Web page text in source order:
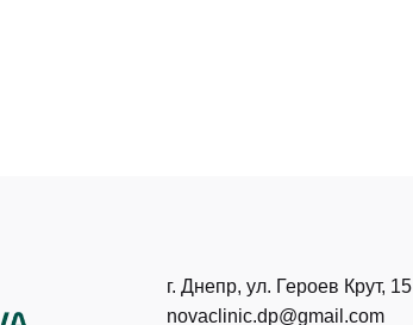
г. Днепр, ул. Героев Крут, 15
novaclinic.dp@gmail.com